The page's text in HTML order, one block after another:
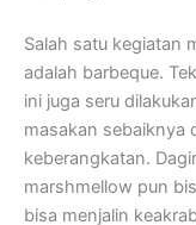
Salah satu kegiatan
adalah barbeque.
ini juga seru
masakan sebaiknya
keberangkatan.
marshmellow pun
bisa menjalin